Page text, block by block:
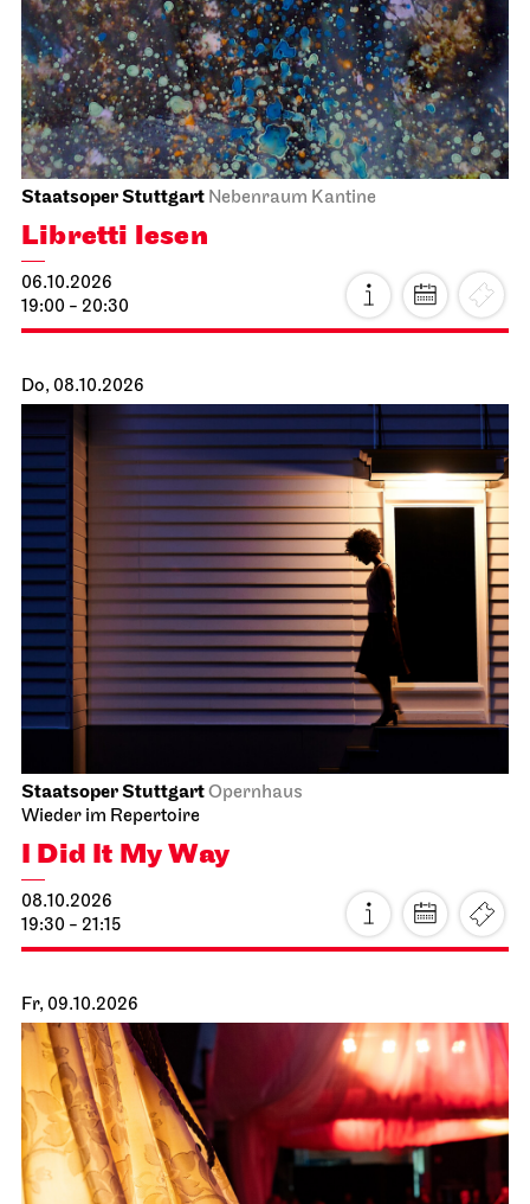
Staatsoper Stuttgart Nebenraum Kantine
Libretti lesen
06.10.2026
19:00 - 20:30
Do, 08.10.2026
Staatsoper StuttgartOpernhaus
Wieder im Repertoire
I Did It My Way
08.10.2026
19:30 - 21:15
Fr, 09.10.2026